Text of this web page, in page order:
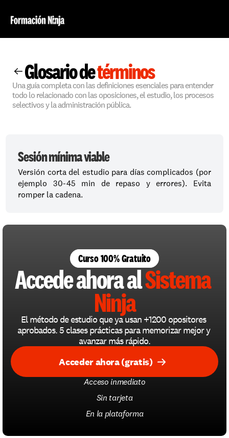
Glosario de términos
Una guía completa con las definiciones esenciales para entender
todo lo relacionado con las oposiciones, el estudio, los procesos
selectivos y la administración pública.
Sesión mínima viable
Versión corta del estudio para días complicados (por
ejemplo 30-45 min de repaso y errores). Evita
romper la cadena.
Curso 100% Gratuito
Accede ahora al Sistema
Ninja
El método de estudio que ya usan +1200 opositores
aprobados. 5 clases prácticas para memorizar mejor y
avanzar más rápido.
Acceder ahora (gratis)
Acceso inmediato
Sin tarjeta
En la plataforma